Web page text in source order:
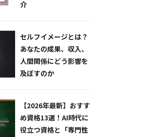
介
セルフイメージとは？
あなたの成果、収入、
人間関係にどう影響を
及ぼすのか
【2026年最新】おすす
め資格13選！AI時代に
役立つ資格と「専門性